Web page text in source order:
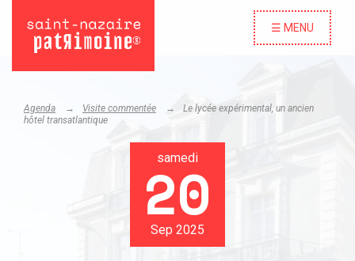
☰ MENU
Agenda Visite commentée
Le lycée expérimental, un ancien
hôtel transatlantique
samedi
20
Sep 2025